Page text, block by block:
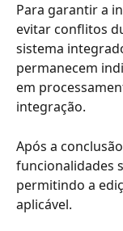
Para garantir a
evitar conflitos
sistema
permanecem
em
integração.
Após a
funcionalidades
permitindo a
aplicável.